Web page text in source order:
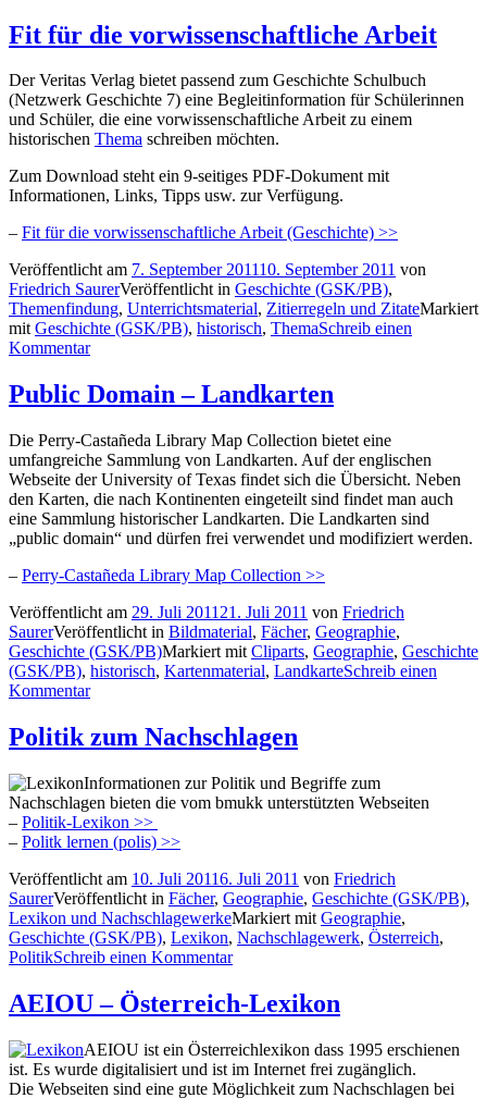
Fit für die vorwissenschaftliche Arbeit
Der Veritas Verlag bietet passend zum Geschichte Schulbuch
(Netzwerk Geschichte 7) eine Begleitinformation für Schülerinnen
und Schüler, die eine vorwissenschaftliche Arbeit zu einem
historischen Thema schreiben möchten.
Zum Download steht ein 9-seitiges PDF-Dokument mit
Informationen, Links, Tipps usw. zur Verfügung.
– Fit für die vorwissenschaftliche Arbeit (Geschichte) >>
Veröffentlicht am 7. September 201110. September 2011 von
Friedrich SaurerVeröffentlicht in Geschichte (GSK/PB),
Themenfindung, Unterrichtsmaterial, Zitierregeln und ZitateMarkiert
mitGeschichte (GSK/PB), historisch, ThemaSchreib einen
Kommentar
Public Domain – Landkarten
Die Perry-Castañeda Library Map Collection bietet eine
umfangreiche Sammlung von Landkarten. Auf der englischen
Webseite der University of Texas findet sich die Übersicht. Neben
den Karten, die nach Kontinenten eingeteilt sind findet man auch
eine Sammlung historischer Landkarten. Die Landkarten sind
„public domain“ und dürfen frei verwendet und modifiziert werden.
– Perry-Castañeda Library Map Collection >>
Veröffentlicht am 29. Juli 2011 21. Juli 2011 von Friedrich
SaurerVeröffentlicht in Bildmaterial, Fächer, Geographie,
Geschichte (GSK/PB)Markiert mit Cliparts, Geographie, Geschichte
(GSK/PB), historisch, Kartenmaterial, LandkarteSchreib einen
Kommentar
Politik zum Nachschlagen
Informationen zur Politik und Begriffe zum
Nachschlagen bieten die vom bmukk unterstützten Webseiten
– Politik-Lexikon >>
– Politk lernen (polis) >>
Veröffentlicht am 10. Juli 20116. Juli 2011 von Friedrich
SaurerVeröffentlicht in Fächer, Geographie, Geschichte (GSK/PB),
Lexikon und NachschlagewerkeMarkiert mit Geographie,
Geschichte (GSK/PB), Lexikon, Nachschlagewerk, Österreich,
PolitikSchreib einen Kommentar
AEIOU – Österreich-Lexikon
AEIOU ist ein Österreichlexikon dass 1995 erschienen
ist. Es wurde digitalisiert und ist im Internet frei zugänglich.
Die Webseiten sind eine gute Möglichkeit zum Nachschlagen bei